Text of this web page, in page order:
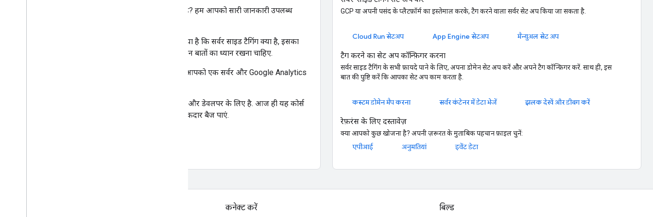
क्या आपने सर्वर साइड टैगिंग का इस्तेमाल करना शुरू किया है? हम आपको सारी जानकारी उपलब्ध
कोर्स में बताया गया है कि सर्वर साइड टैगिंग क्या है, इसका
इस्तेमाल कब करना चाहिए, और इन्फ़्रास्ट्रक्चर बनाते समय किन बातों का ध्यान रखना चाहिए.
टैगिंग सेटअप के बारे में पहले से जानकारी पाएं: इस कोर्स में, आपको एक सर्वर और Google Analytics
यह कोर्स, टेक्नोलॉजी की अच्छी जानकारी रखने वाले मार्केटर और डेवलपर के लिए है. आज ही यह कोर्स
शुरू करें और अपनी डेवलपर प्रोफ़ाइल के लिए, नया और चमकदार बैज पाएं.
GCP या अपनी पसंद के प्लैटफ़ॉर्म का इस्तेमाल करके, टैग करने वाला सर्वर सेट अप किया जा सकता है.
Cloud Run सेटअप App Engine सेटअप मैन्युअल सेट अप
टैग करने का सेट अप कॉन्फ़िगर करना
सर्वर साइड टैगिंग के सभी फ़ायदे पाने के लिए, अपना डोमेन सेट अप करें और अपने टैग कॉन्फ़िगर करें. साथ ही, इस
बात की पुष्टि करें कि आपका सेट अप काम करता है.
कस्टम डोमेन मैप करना सर्वर कंटेनर में डेटा भेजें झलक देखें और डीबग करें
रेफ़रंस के लिए दस्तावेज़
क्या आपको कुछ खोजना है? अपनी ज़रूरत के मुताबिक पहचान फ़ाइल चुनें:
एपीआई अनुमतियां इवेंट डेटा
कनेक्ट करें बिल्ड